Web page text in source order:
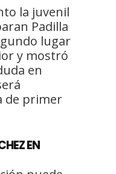
la juvenil
Padilla
lugar
y mostró
en
de primer
EN